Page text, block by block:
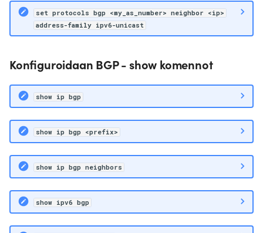
set protocols bgp <my_as_number> neighbor <ip>
address-family ipv6-unicast
Konfiguroidaan BGP - show komennot
show ip bgp
show ip bgp <prefix>
show ip bgp neighbors
show ipv6 bgp